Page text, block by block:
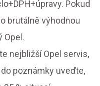
Pokud
brutálně výhodnou
Opel.
nejbližší Opel servis,
poznámky uveďte,